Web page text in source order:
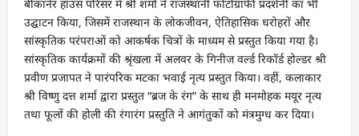
बीकानेर हाउस परिसर में श्री शर्मा ने राजस्थानी फोटोग्राफी प्रदर्शनी का भी
उद्घाटन किया, जिसमें राजस्थान के लोकजीवन, ऐतिहासिक धरोहरों और
सांस्कृतिक परंपराओं को आकर्षक चित्रों के माध्यम से प्रस्तुत किया गया है।
सांस्कृतिक कार्यक्रमों की श्रृंखला में अलवर के गिनीज वर्ल्ड रिकॉर्ड होल्डर श्री
प्रवीण प्रजापत ने पारंपरिक मटका भवाई नृत्य प्रस्तुत किया। वहीं, कलाकार
श्री विष्णु दत्त शर्मा द्वारा प्रस्तुत “ब्रज के रंग” के साथ ही मनमोहक मयूर नृत्य
तथा फूलों की होली की रंगारंग प्रस्तुति ने आगंतुकों को मंत्रमुग्ध कर दिया।